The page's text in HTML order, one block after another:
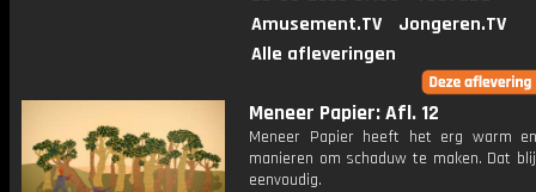
Amusement.TV
Jongeren.TV
Alle afleveringen
Meneer Papier: Afl. 12
Meneer Papier heeft het erg warm
manieren om schaduw te maken. Dat
eenvoudig.